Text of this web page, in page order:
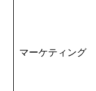
マーケティング